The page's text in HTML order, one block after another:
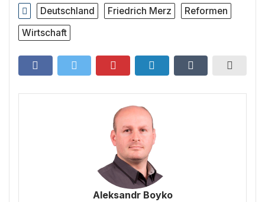
Deutschland Friedrich Merz
Reformen
Wirtschaft
Aleksandr Boyko